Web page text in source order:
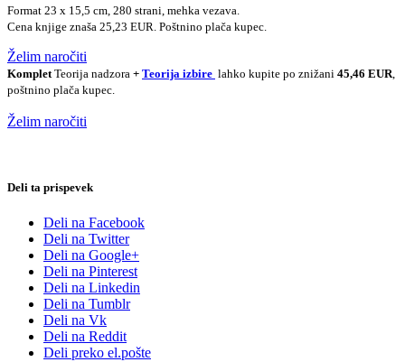
Format 23 x 15,5 cm, 280 strani, mehka vezava.
Cena knjige znaša 25,23 EUR. Poštnino plača kupec.
Želim naročiti
Komplet Teorija nadzora + Teorija izbire lahko kupite po znižani 45,46 EUR
poštnino plača kupec.
Želim naročiti
Deli ta prispevek
Deli na Facebook
Deli na Twitter
Deli na Google+
Deli na Pinterest
Deli na Linkedin
Deli na Tumblr
Deli na Vk
Deli na Reddit
Deli preko el.pošte